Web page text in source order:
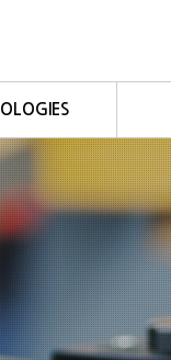
Link
TCP